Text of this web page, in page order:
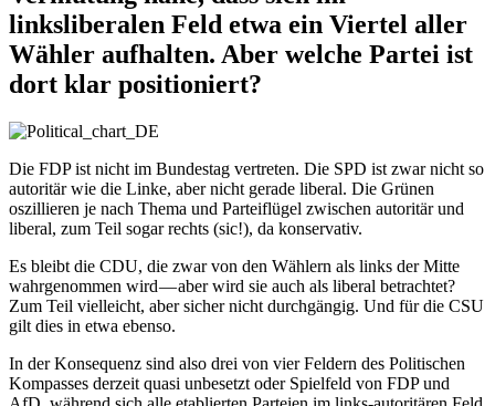
linksliberalen Feld etwa ein Viertel aller
Wähler aufhalten. Aber welche Partei ist
dort klar positioniert?
Die FDP ist nicht im Bundestag vertreten. Die SPD ist zwar nicht so
autoritär wie die Linke, aber nicht gerade liberal. Die Grünen
oszillieren je nach Thema und Parteiflügel zwischen autoritär und
liberal, zum Teil sogar rechts (sic!), da konservativ.
Es bleibt die CDU, die zwar von den Wählern als links der Mitte
wahrgenommen wird — aber wird sie auch als liberal betrachtet?
Zum Teil vielleicht, aber sicher nicht durchgängig. Und für die CSU
gilt dies in etwa ebenso.
In der Konsequenz sind also drei von vier Feldern des Politischen
Kompasses derzeit quasi unbesetzt oder Spielfeld von FDP und